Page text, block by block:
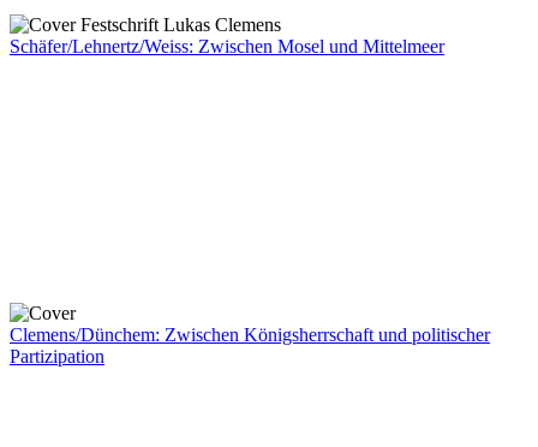
Schäfer/Lehnertz/Weiss: Zwischen Mosel und Mittelmeer
Clemens/Dünchem: Zwischen Königsherrschaft und politischer
Partizipation